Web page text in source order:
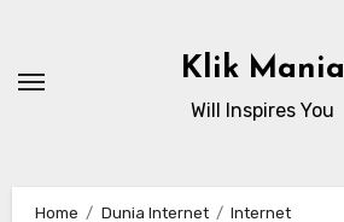
content
Klik Mania
Will Inspires You
Home Dunia Internet
Internet